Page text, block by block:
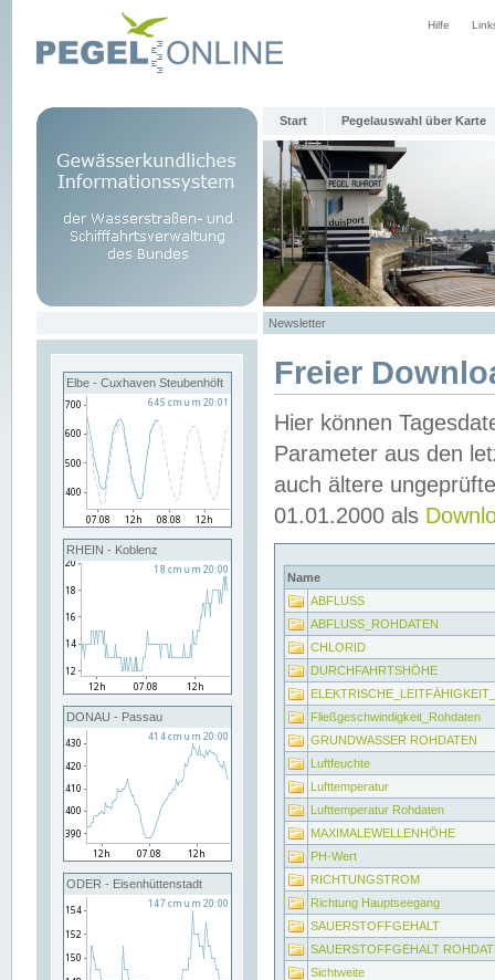
Hilfe
Start Pegelauswahl über Karte
Newsletter
Elbe - Cuxhaven Steubenhöft
RHEIN - Koblenz
DONAU - Passau
ODER - Eisenhüttenstadt
Freier
Hier können
Parameter aus den
auch ältere
01.01.2000 als
Name
ABFLUSS
ABFLUSS_ROHDATEN
CHLORID
DURCHFAHRTSHÖHE
Fließgeschwindigkeit_Rohdaten
GRUNDWASSER ROHDATEN
Luftfeuchte
Lufttemperatur
Lufttemperatur Rohdaten
MAXIMALEWELLENHÖHE
PH-Wert
RICHTUNGSTROM
Richtung Hauptseegang
SAUERSTOFFGEHALT
SAUERSTOFFGEHALT
Sichtweite